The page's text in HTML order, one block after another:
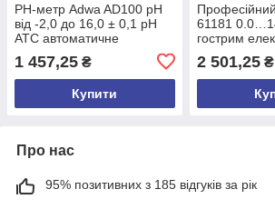
РН-метр Adwa AD100 рН
від -2,0 до 16,0 ± 0,1 pH
АТС автоматичне
1 457,25 ₴
Купити
61181
гострим
2 501,25₴
Про нас
95% позитивних з 185 відгуків за рік